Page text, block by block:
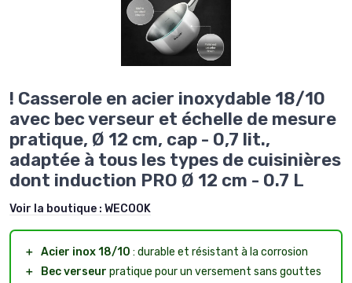
! Casserole en acier inoxydable 18/10
avec bec verseur et échelle de mesure
pratique, Ø 12 cm, cap - 0,7 lit.,
adaptée à tous les types de cuisinières
dont induction PRO Ø 12 cm - 0.7 L
Voir la boutique : WECOOK
＋ Acier inox 18/10 : durable et résistant à la corrosion
＋
Bec verseur pratique pour un versement sans gouttes